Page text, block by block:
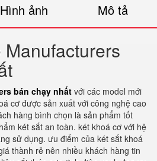
Hình ảnh Mô tả
bán chạy nhất với các model mới
cơ được sản xuất với công nghệ cao
hàng bình chọn là sản phẩm tốt
két sắt an toàn. két khoá cơ với hệ
sử dụng. ưu điểm của két sắt khoá
thành rẻ nên nhiều khách hàng tin